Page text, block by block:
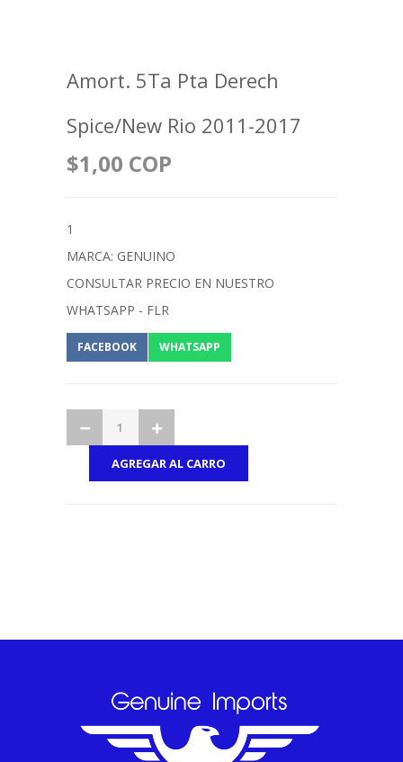
Amort. 5Ta Pta Derech
Spice/New Rio 2011-2017
$1,00 COP
1
MARCA: GENUINO
CONSULTAR PRECIO EN NUESTRO
WHATSAPP - FLR
FACEBOOK WHATSAPP